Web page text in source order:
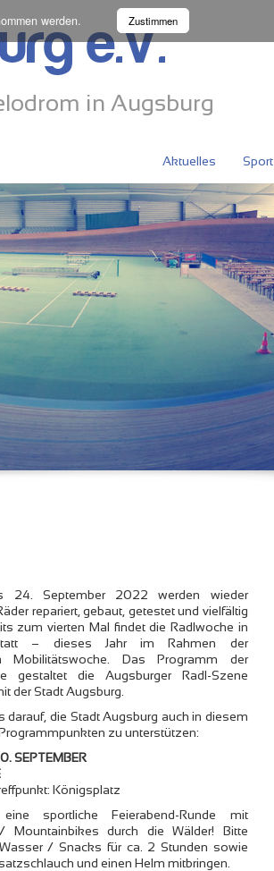
werden. Zustimmen
e.V.
in Augsburg
Aktuelles Sport
24. September 2022 werden wieder
repariert, gebaut, getestet und vielfältig
zum vierten Mal findet die Radlwoche in
– dieses Jahr im Rahmen der
Mobilitätswoche. Das Programm der
gestaltet die Augsburger Radl-Szene
der Stadt Augsburg.
darauf, die Stadt Augsburg auch in diesem
zu unterstützen:
SEPTEMBER
Königsplatz
sportliche Feierabend-Runde mit
Mountainbikes durch die Wälder! Bitte
/ Snacks für ca. 2 Stunden sowie
und einen Helm mitbringen.